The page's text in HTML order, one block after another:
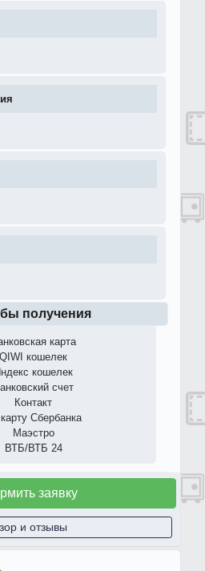
получения
карта
QIWI кошелек
кошелек
счет
Контакт
Сбербанка
Маэстро
ВТБ/ВТБ 24
заявку
и отзывы